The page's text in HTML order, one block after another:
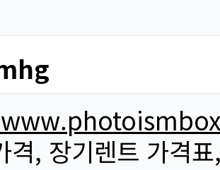
격, 장기렌트 가격